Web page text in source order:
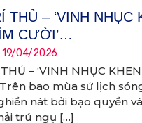
THỦ – ‘VINH NHỤC
CƯỜI’…
19/04/2026
– ‘VINH NHỤC
Trên bao mùa sử lịch
nát bởi bạo quyền
trú ngụ […]